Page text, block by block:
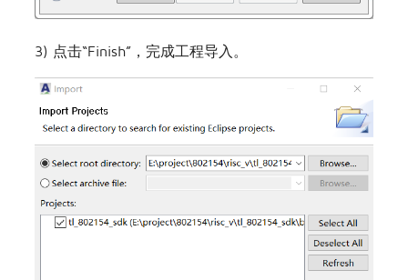
3) 点击“Finish”，完成工程导入。